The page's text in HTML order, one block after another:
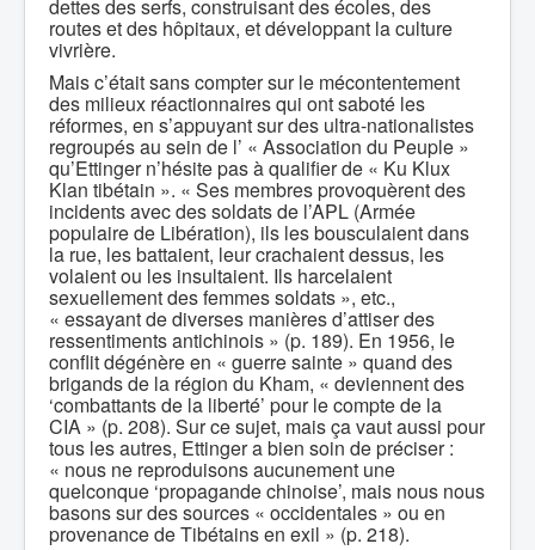
dettes des serfs, construisant des écoles, des
routes et des hôpitaux, et développant la culture
vivrière.
Mais c’était sans compter sur le mécontentement
des milieux réactionnaires qui ont saboté les
réformes, en s’appuyant sur des ultra-nationalistes
regroupés au sein de l’ « Association du Peuple »
qu’Ettinger n’hésite pas à qualifier de « Ku Klux
Klan tibétain ». « Ses membres provoquèrent des
incidents avec des soldats de l’APL (Armée
populaire de Libération), ils les bousculaient dans
la rue, les battaient, leur crachaient dessus, les
volaient ou les insultaient. Ils harcelaient
sexuellement des femmes soldats », etc.,
« essayant de diverses manières d’attiser des
ressentiments antichinois » (p. 189). En 1956, le
conflit dégénère en « guerre sainte » quand des
brigands de la région du Kham, « deviennent des
‘combattants de la liberté’ pour le compte de la
CIA » (p. 208). Sur ce sujet, mais ça vaut aussi pour
tous les autres, Ettinger a bien soin de préciser :
« nous ne reproduisons aucunement une
quelconque ‘propagande chinoise’, mais nous nous
basons sur des sources « occidentales » ou en
provenance de Tibétains en exil » (p. 218).